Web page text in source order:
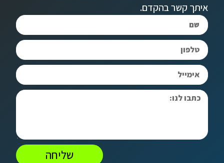
איתך קשר בהקדם.
שליחה